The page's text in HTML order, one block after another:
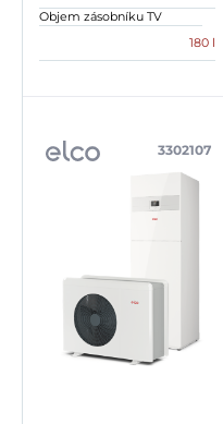
Objem zásobníku TV
180 l
3302107